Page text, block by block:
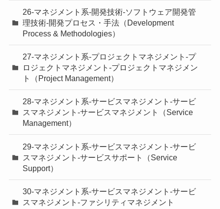
26-マネジメント系-開発技術-ソフトウェア開発管
理技術-開発プロセス・手法（Development
Process & Methodologies）
27-マネジメント系-プロジェクトマネジメント-プ
ロジェクトマネジメント-プロジェクトマネジメン
ト（Project Management）
28-マネジメント系-サービスマネジメント-サービ
スマネジメント-サービスマネジメント（Service
Management）
29-マネジメント系-サービスマネジメント-サービ
スマネジメント-サービスサポート（Service
Support）
30-マネジメント系-サービスマネジメント-サービ
スマネジメント-ファシリティマネジメント